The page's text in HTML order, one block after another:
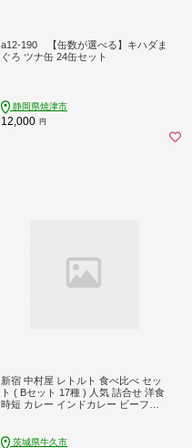
a12-190 【缶数が選べる】キハダま
ぐろ ツナ缶 24缶セット
静岡県焼津市
12,000 円
新宿 中村屋 レトルト 食べ比べ セッ
ト ( Bセット 17種 ) 人気 詰合せ 洋食
時短 カレー インドカレー ビーフカ
ンジ 調理可 レンチン レンジ
茨城県牛久市